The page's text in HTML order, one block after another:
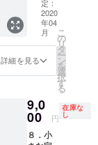
ます ※
お届け
予定日
は2020
日です
が、発
第発送
いたし
ます
力して
くださ
い （ハ
ンドル
等の場
合、郵
されて
しま
い、お
届けが
送料
込） ※
画像は
リター
ン品の
一例で
所は、
番地以
下まで
忘れず
ます。
宝石の
種類や
形、大
きさ、
色はお
早割特
別価
格
10,000
SB2002
-F-1）
小さな
宝石た
ちの中
から、
「水色
宝石を
選別し
まし
た。 で
定：
2020
年04
月
詳細を見る
こ
の
リ
タ
ー
ン
を
選
択
す
る
9,0
00 円
在庫な
し
８．小